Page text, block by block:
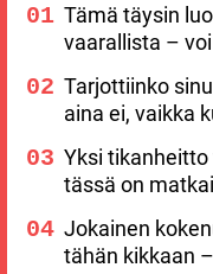
Tämä täysin
vaarallista –
Tarjottiinko
aina ei, vaikka
Yksi
tässä on
Jokainen
tähän kikkaan